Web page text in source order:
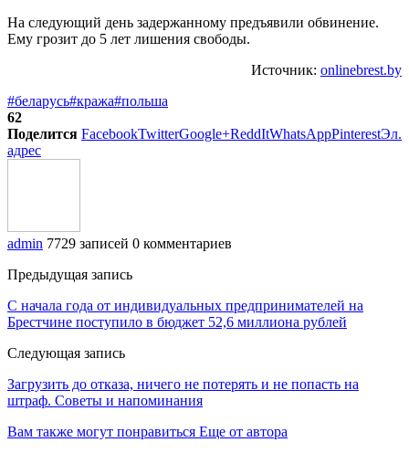
На следующий день задержанному предъявили обвинение.
Ему грозит до 5 лет лишения свободы.
Источник: onlinebrest.by
#беларусь#кража#польша
62
Поделится FacebookTwitterGoogle+ReddItWhatsAppPinterestЭл.
адрес
admin 7729 записей 0 комментариев
Предыдущая запись
С начала года от индивидуальных предпринимателей на
Брестчине поступило в бюджет 52,6 миллиона рублей
Следующая запись
Загрузить до отказа, ничего не потерять и не попасть на
штраф. Советы и напоминания
Вам также могут понравиться Еще от автора